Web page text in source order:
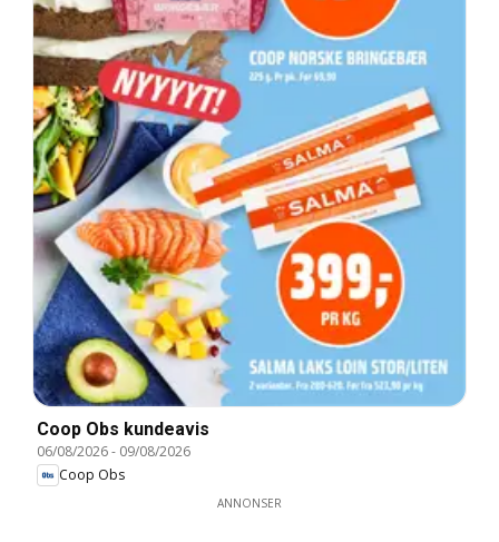
Coop Obs kundeavis
06/08/2026- 09/08/2026
Coop Obs
ANNONSER